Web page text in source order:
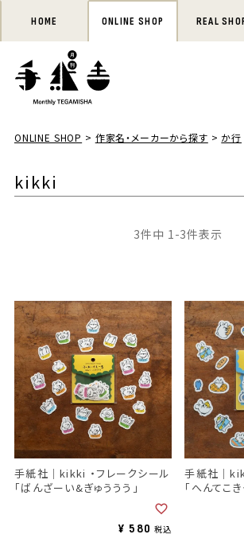
HOME ONLINE SHOP REAL
ONLINE SHOP 作家名・メーカーから探す か行
kikki
3件中 1 -3件表示
手紙社｜kikki ・フレークシール
「ばんざーい&ぎゅううう」
¥ 580 税込
手紙社｜
「へんてこき